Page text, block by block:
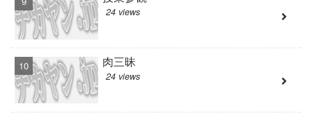
24 views
肉三昧
24 views